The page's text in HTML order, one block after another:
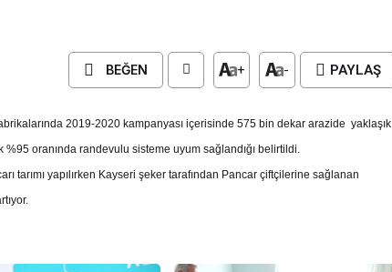
BEĞEN + - PAYLAŞ
2019-2020 kampanyası içerisinde 575 bin dekar arazide yaklaşık
oranında randevulu sisteme uyum sağlandığı belirtildi.
tarımı yapılırken Kayseri şeker tarafından Pancar çiftçilerine sağlanan